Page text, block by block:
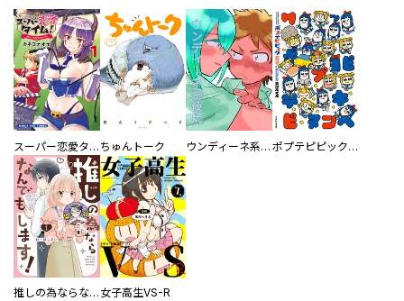
スーパー恋愛タイム！～現場でドＳな彼女は自宅でデレる～ ちゅんトーク ウンディーネ系彼氏 ポプテピピック SEASON EIGHT
推しの為ならなんでもします！ 女子高生VS-R